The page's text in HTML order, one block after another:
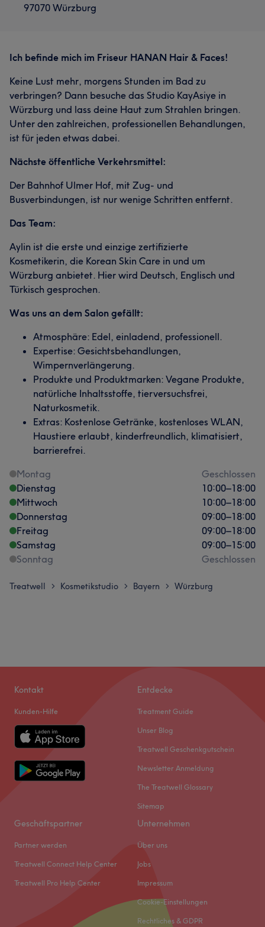
97070 Würzburg
Ich befinde mich im Friseur HANAN Hair & Faces!
Keine Lust mehr, morgens Stunden im Bad zu
verbringen? Dann besuche das Studio KayAsiye in
Würzburg und lass deine Haut zum Strahlen bringen.
Unter den zahlreichen, professionellen Behandlungen,
ist für jeden etwas dabei.
Nächste öffentliche Verkehrsmittel:
Der Bahnhof Ulmer Hof, mit Zug- und
Busverbindungen, ist nur wenige Schritten entfernt.
Das Team:
Aylin ist die erste und einzige zertifizierte
Kosmetikerin, die Korean Skin Care in und um
Würzburg anbietet. Hier wird Deutsch, Englisch und
Türkisch gesprochen.
Was uns an dem Salon gefällt:
Atmosphäre: Edel, einladend, professionell.
Expertise: Gesichtsbehandlungen,
Wimpernverlängerung.
Produkte und Produktmarken: Vegane Produkte,
natürliche Inhaltsstoffe, tierversuchsfrei,
Naturkosmetik.
Extras: Kostenlose Getränke, kostenloses WLAN,
Haustiere erlaubt, kinderfreundlich, klimatisiert,
barrierefrei.
Montag
Geschlossen
Dienstag
10:00–18:00
Mittwoch
10:00–18:00
Donnerstag
09:00–18:00
Freitag
09:00–18:00
Samstag
09:00–15:00
Sonntag
Geschlossen
Treatwell > Kosmetikstudio > Bayern > Würzburg
Kontakt
Kunden-Hilfe
Entdecke
Treatment Guide
Unser Blog
Treatwell Geschenkgutschein
Newsletter Anmeldung
The Treatwell Glossary
Sitemap
Geschäftspartner
Partner werden
Treatwell Connect Help Center
Treatwell Pro Help Center
Unternehmen
Über uns
Jobs
Impressum
Cookie-Einstellungen
Rechtliches & GDPR